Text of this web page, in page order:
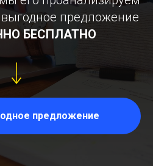
предложение
БЕСПЛАТНО
предложение